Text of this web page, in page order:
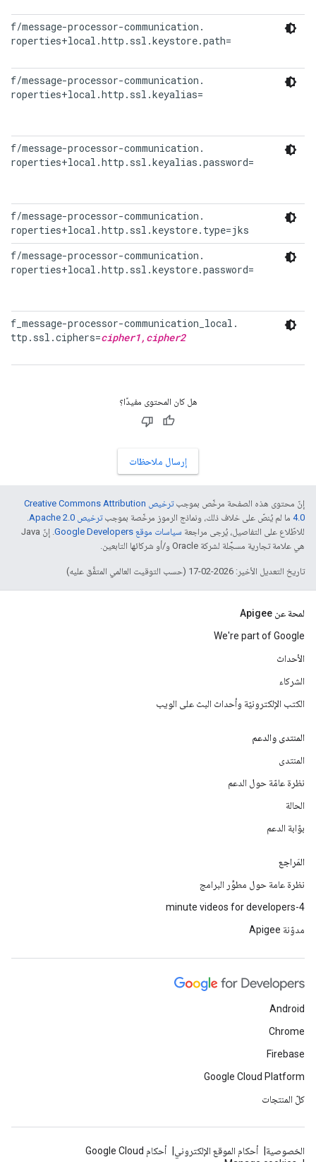
message-processor-communication.
properties+local.http.ssl.keystore.path=
message-processor-communication.
properties+local.http.ssl.keyalias=
message-processor-communication.
properties+local.http.ssl.keyalias.password=
message-processor-communication.
properties+local.http.ssl.keystore.type=jks
message-processor-communication.
properties+local.http.ssl.keystore.password=
processor-communication_local.
http.ssl.ciphers=
cipher1,cipher2
هل كان المحتوى مفيدًا؟
إرسال ملاحظات
إنّ محتوى هذه الصفحة مرخّص بموجب
ترخيص Creative Commons Attribution
4.0‏ ما لم يُنصّ على خلاف ذلك، ونماذج الرموز مرخّصة بموجبترخيص Apache 2.0‏
.
للاطّلاع على التفاصيل، يُرجى مراجعة سياسات موقع Google Developers‏
. إنّ Java
هي علامة تجارية مسجَّلة لشركة Oracle و/أو شركائها التابعين.
تاريخ التعديل الأخير: 2026-02-17 (حسب التوقيت العالمي المتفَّق عليه)
لمحة عن Apigee
We're part of Google
الأحداث
الشركاء
الكتب الإلكترونيّة وأحداث البث على الويب
المنتدى والدعم
المنتدى
نظرة عامّة حول الدعم
الحالة
بوّابة الدعم
المَراجع
نظرة عامة حول مطوِّر البرامج
4-minute videos for developers
مدوّنة Apigee
Android
Chrome
Firebase
Google Cloud Platform
كلّ المنتجات
الخصوصية أحكام الموقع الإلكتروني
أحكام Google Cloud